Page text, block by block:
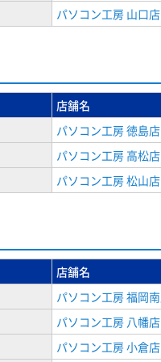
パソコン工房 山口店
店舗名
パソコン工房 徳島店
パソコン工房 高松店
パソコン工房 松山店
店舗名
パソコン工房 福岡
パソコン工房 八幡店
パソコン工房 小倉店